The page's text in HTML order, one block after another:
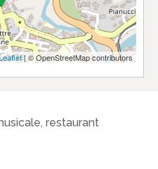
| © OpenStreetMap contributors
restaurant